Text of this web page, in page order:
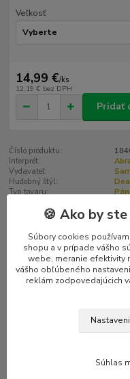
Veľkosť
14,99 €/ks
12,19 € bez DPH
Pridať
Číslo produktu:
Interprét:
Vydavateľ:
Hudobný štýl:
Typ tovaru:
Kompletné špecifikácie
Hodnotenie 0
🍪 Ako by
Súbory cookies
shopu a v prípade vášho
webe, meranie efektivity
vášho obľúbeného
reklám zodpovedajúcich
Súhlas